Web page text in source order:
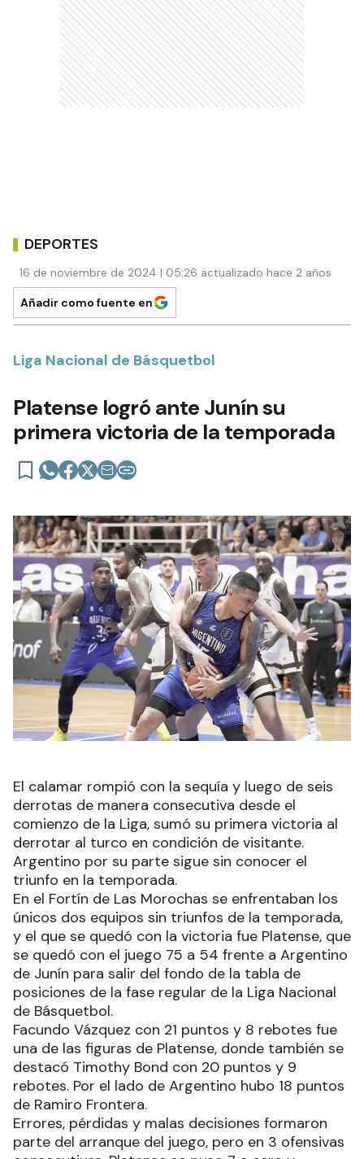
DEPORTES
16 de noviembre de 2024 | 05:26 actualizado hace 2 años
Añadir como fuente en
Liga Nacional de Básquetbol
Platense logró ante Junín su
primera victoria de la temporada
El calamar rompió con la sequía y luego de seis
derrotas de manera consecutiva desde el
comienzo de la Liga, sumó su primera victoria al
derrotar al turco en condición de visitante.
Argentino por su parte sigue sin conocer el
triunfo en la temporada.
En el Fortín de Las Morochas se enfrentaban los
únicos dos equipos sin triunfos de la temporada,
y el que se quedó con la victoria fue Platense, que
se quedó con el juego 75 a 54 frente a Argentino
de Junín para salir del fondo de la tabla de
posiciones de la fase regular de la Liga Nacional
de Básquetbol.
Facundo Vázquez con 21 puntos y 8 rebotes fue
una de las figuras de Platense, donde también se
destacó Timothy Bond con 20 puntos y 9
rebotes. Por el lado de Argentino hubo 18 puntos
de Ramiro Frontera.
Errores, pérdidas y malas decisiones formaron
parte del arranque del juego, pero en 3 ofensivas